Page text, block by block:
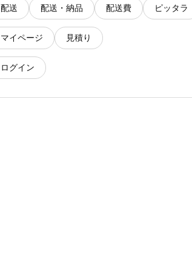
配送 配送・納品 配送費 ピッタラ
マイページ 見積り
ログイン